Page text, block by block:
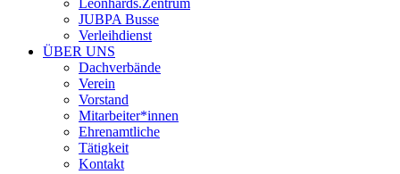
JUBPA Busse
Verleihdienst
ÜBER UNS
Dachverbände
Verein
Vorstand
Mitarbeiter*innen
Ehrenamtliche
Tätigkeit
Kontakt